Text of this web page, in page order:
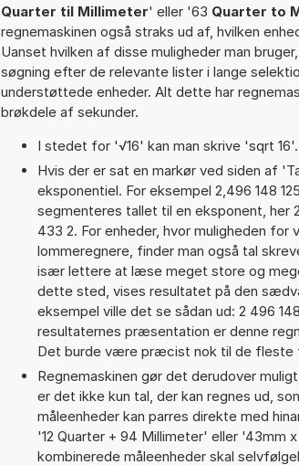
Quarter til Millimeter' eller '63 Quarter to
regnemaskinen også straks ud af, hvilken
Uanset hvilken af disse muligheder man
søgning efter de relevante lister i lange
understøttede enheder. Alt dette har
brøkdele af sekunder.
I stedet for '√16' kan man skrive 'sqrt 16'.
Hvis der er sat en markør ved siden af
eksponentiel. For eksempel 2,496 148
segmenteres tallet til en eksponent, her
433 2. For enheder, hvor muligheden
lommeregnere, finder man også tal
især lettere at læse meget store og
dette sted, vises resultatet på den
eksempel ville det se sådan ud: 2 496
resultaternes præsentation er denne
Det burde være præcist nok til de fleste
Regnemaskinen gør det derudover
er det ikke kun tal, der kan regnes ud,
måleenheder kan parres direkte med
'12 Quarter + 94 Millimeter' eller '43mm
kombinerede måleenheder skal